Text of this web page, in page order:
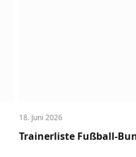
18. Juni 2026
Trainerliste Fußball-